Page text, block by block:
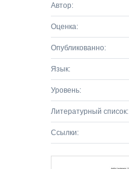
Автор:
Оценка:
Опубликованно:
Язык:
Уровень:
Литературный список:
Ссылки: